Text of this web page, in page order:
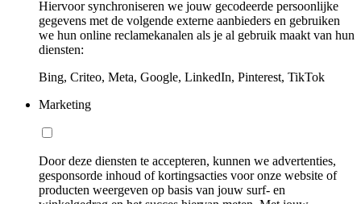
Hiervoor synchroniseren we jouw gecodeerde persoonlijke
gegevens met de volgende externe aanbieders en gebruiken
we hun online reclamekanalen als je al gebruik maakt van hun
diensten:
Bing, Criteo, Meta, Google, LinkedIn, Pinterest, TikTok
Marketing
Door deze diensten te accepteren, kunnen we advertenties,
gesponsorde inhoud of kortingsacties voor onze website of
producten weergeven op basis van jouw surf- en